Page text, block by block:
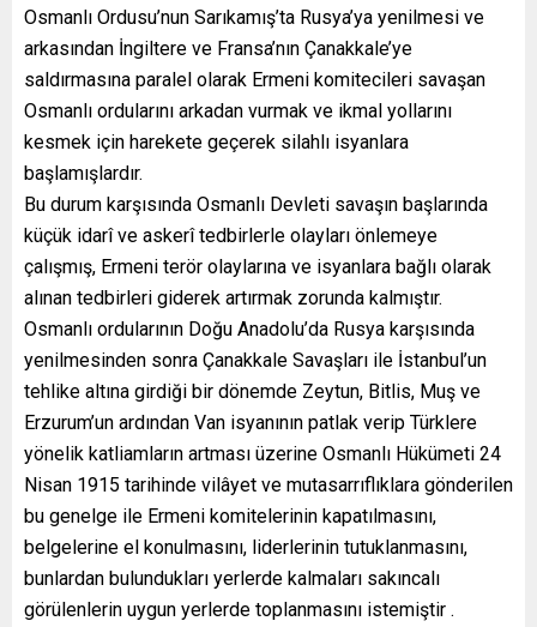
Osmanlı Ordusu’nun Sarıkamış’ta Rusya’ya yenilmesi ve
arkasından İngiltere ve Fransa’nın Çanakkale’ye
saldırmasına paralel olarak Ermeni komitecileri savaşan
Osmanlı ordularını arkadan vurmak ve ikmal yollarını
kesmek için harekete geçerek silahlı isyanlara
başlamışlardır.
Bu durum karşısında Osmanlı Devleti savaşın başlarında
küçük idarî ve askerî tedbirlerle olayları önlemeye
çalışmış, Ermeni terör olaylarına ve isyanlara bağlı olarak
alınan tedbirleri giderek artırmak zorunda kalmıştır.
Osmanlı ordularının Doğu Anadolu’da Rusya karşısında
yenilmesinden sonra Çanakkale Savaşları ile İstanbul’un
tehlike altına girdiği bir dönemde Zeytun, Bitlis, Muş ve
Erzurum’un ardından Van isyanının patlak verip Türklere
yönelik katliamların artması üzerine Osmanlı Hükümeti 24
Nisan 1915 tarihinde vilâyet ve mutasarrıflıklara gönderilen
bu genelge ile Ermeni komitelerinin kapatılmasını,
belgelerine el konulmasını, liderlerinin tutuklanmasını,
bunlardan bulundukları yerlerde kalmaları sakıncalı
görülenlerin uygun yerlerde toplanmasını istemiştir .